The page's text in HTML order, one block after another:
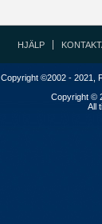
HJÄLP
Copyright ©2002 - 2021,
Copyright ©
All